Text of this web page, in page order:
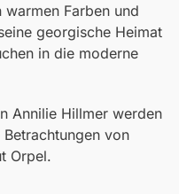
warmen Farben und
georgische Heimat
in die moderne
Annilie Hillmer werden
von
Orpel.